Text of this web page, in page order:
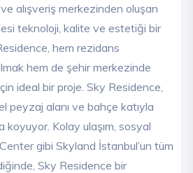
alışveriş merkezinden oluşan
teknoloji, kalite ve estetiği bir
hem rezidans
hem de şehir merkezinde
ideal bir proje. Sky Residence,
peyzaj alanı ve bahçe katıyla
Kolay ulaşım, sosyal
gibi Skyland İstanbul’un tüm
Sky Residence bir